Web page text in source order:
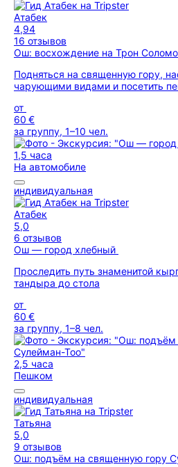
Атабек
4,94
16 отзывов
Ош: восхождение на Трон
Подняться на священную гору,
чарующими видами и посетить
от
60 €
за группу, 1–10 чел.
1,5 часа
На автомобиле
индивидуальная
Атабек
5,0
6 отзывов
Ош — город хлебный
Проследить путь знаменитой
тандыра до стола
от
60 €
за группу, 1–8 чел.
2,5 часа
Пешком
индивидуальная
Татьяна
5,0
9 отзывов
Ош: подъём на священную гору